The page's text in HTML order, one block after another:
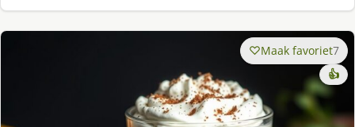
Maak favoriet7
👍